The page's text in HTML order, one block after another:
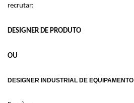
recrutar:
DESIGNER DE PRODUTO
OU
DESIGNER INDUSTRIAL DE EQUIPAMENTO